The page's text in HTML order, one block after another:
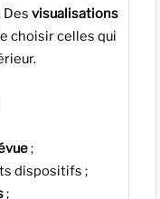
Des visualisations
choisir celles qui
;
dispositifs ;
;